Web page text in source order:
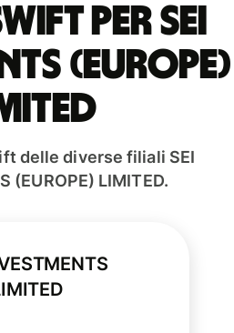
per SEI
(EUROPE)
delle diverse filiali SEI
(EUROPE) LIMITED.